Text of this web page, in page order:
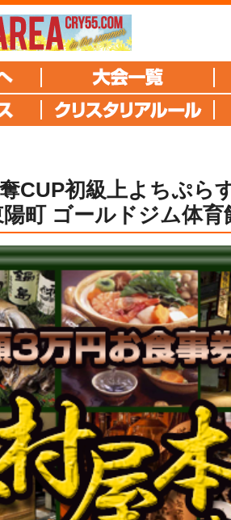
CUP初級上よちぷら
町 ゴールドジム体育